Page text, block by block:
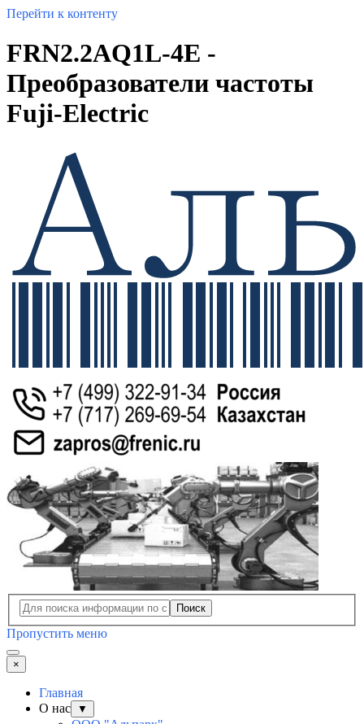
Перейти к контенту
FRN2.2AQ1L-4E -
Преобразователи частоты
Fuji-Electric
Поиск
Пропустить меню
×
Главная
О нас
▼